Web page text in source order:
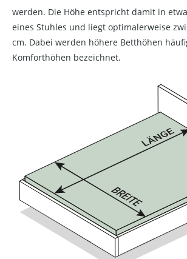
werden. Die Höhe entspricht damit in
eines Stuhles und liegt optimalerweise
cm. Dabei werden höhere Betthöhen
Komforthöhen bezeichnet.